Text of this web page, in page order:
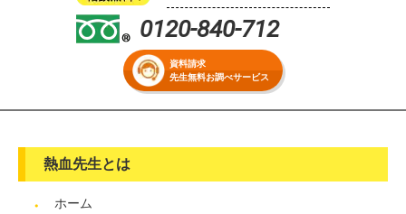
0120-840-712
資料請求
先生無料お調べサービス
熱血先生とは
ホーム